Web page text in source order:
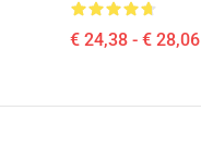
€ 24,38 - € 28,06